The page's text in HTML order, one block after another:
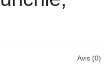
Avis (0)